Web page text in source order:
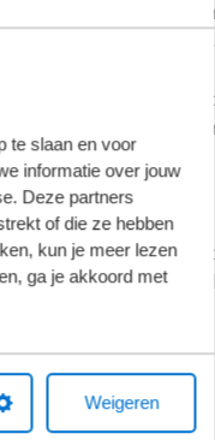
te slaan en voor
informatie over jouw
Deze partners
of die ze hebben
kun je meer lezen
ga je akkoord met
Weigeren
is plek voor
en een
FE niet apart
we uit van het 'kale'
kent. Stop
en lichte fiets
en als mixte-